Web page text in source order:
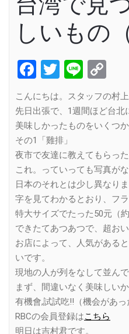
しいもの
Facebook
Twitter
Line
こんにちは。スタッフの村上
先日出張で、1週間ほど台北
美味しかったものをいくつ
その1「雞排」
夜市で友達に教えてもらった
これ。っていっても写真が
日本のそれとは少し異なりま
字を見てわかるとおり、フラ
特大サイズでたった50元（約
できたてあつあつで、超おい
お店によって、人気がある
いです。
現地の人が列をなして並んで
まず、間違いなく美味しいか
有機會,試試吃!!（機会があっ
RBCの会員登録はこちら
明日は吉村君です。